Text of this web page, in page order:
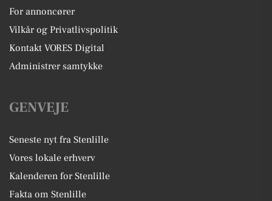
For annoncører
Vilkår og Privatlivspolitik
Kontakt VORES Digital
Administrer samtykke
GENVEJE
Seneste nyt fra Stenlille
Vores lokale erhverv
Kalenderen for Stenlille
Fakta om Stenlille